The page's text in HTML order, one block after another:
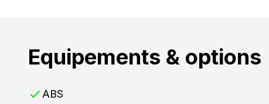
Equipements & options
ABS